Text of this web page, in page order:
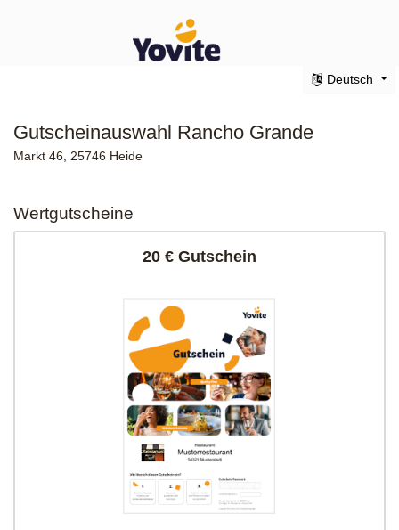
Deutsch
Gutscheinauswahl Rancho Grande
Markt 46, 25746 Heide
Wertgutscheine
20 € Gutschein